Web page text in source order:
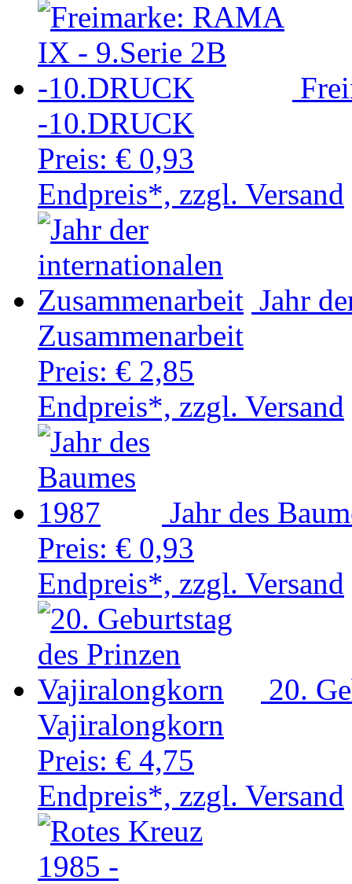
-10.DRUCK
Preis: € 0,93
Endpreis*, zzgl. Versand
Jahr
Zusammenarbeit
Preis: € 2,85
Endpreis*, zzgl. Versand
Jahr des
Preis: € 0,93
Endpreis*, zzgl. Versand
20.
Vajiralongkorn
Preis: € 4,75
Endpreis*, zzgl. Versand